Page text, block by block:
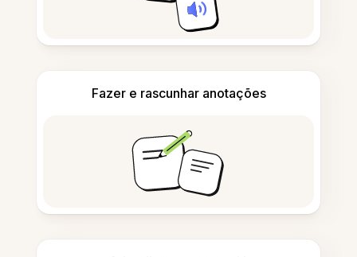
Fazer e rascunhar anotações